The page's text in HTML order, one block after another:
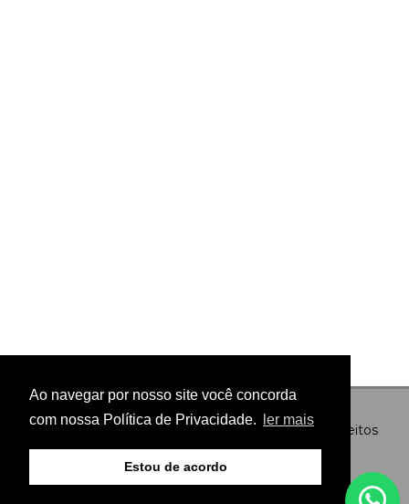
Ao navegar por nosso site você concorda
com nossa Política de Privacidade.
ler mais
Estou de acordo
© Copyright 2026 - Preto no Branco - Todos os direitos
reservados